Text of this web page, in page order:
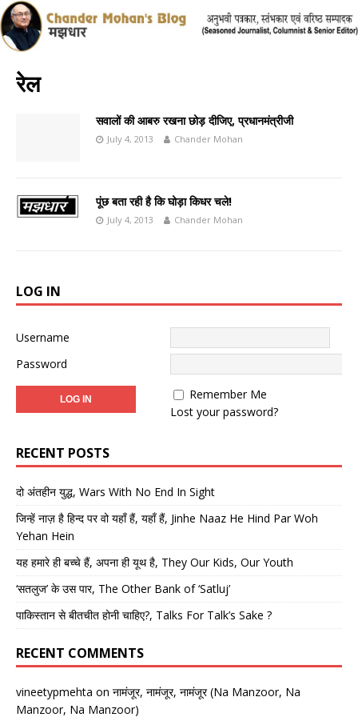
रेल
सवालों की आबरु रखना छोड़ दीजिए, प्रधानमंत्रीजी
July 4, 2013 Chander Mohan
पूंछ बता रही है कि घोड़ा किधर चले!
July 4, 2013 Chander Mohan
LOG IN
Username
Password
Remember Me
Lost your password?
RECENT POSTS
दो अंतहीन युद्ध, Wars With No End In Sight
जिन्हें नाज़ है हिन्द पर वो यहाँ हैं, यहाँ हैं, Jinhe Naaz He Hind Par Woh
Yehan Hein
यह हमारे ही बच्चे हैं, अपना ही यूथ है, They Our Kids, Our Youth
‘सतलुज’ के उस पार, The Other Bank of ‘Satluj’
पाकिस्तान से बीतचीत होनी चाहिए?, Talks For Talk’s Sake ?
RECENT COMMENTS
vineetypmehta on नामंजूर, नामंजूर, नामंजूर (Na Manzoor, Na
Manzoor, Na Manzoor)